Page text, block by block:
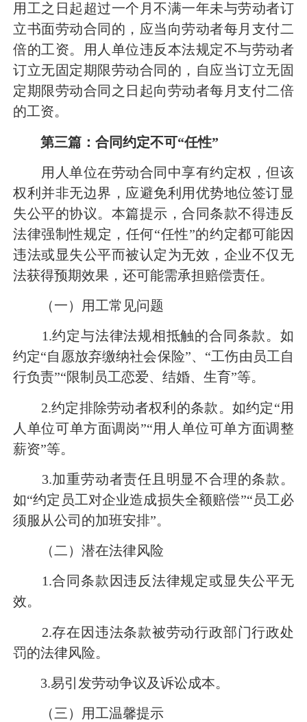
用工之日起超过一个月不满一年未与劳动者订
立书面劳动合同的，应当向劳动者每月支付二
倍的工资。用人单位违反本法规定不与劳动者
订立无固定期限劳动合同的，自应当订立无固
定期限劳动合同之日起向劳动者每月支付二倍
的工资。
第三篇：合同约定不可“任性”
用人单位在劳动合同中享有约定权，但该
权利并非无边界，应避免利用优势地位签订显
失公平的协议。本篇提示，合同条款不得违反
法律强制性规定，任何“任性”的约定都可能因
违法或显失公平而被认定为无效，企业不仅无
法获得预期效果，还可能需承担赔偿责任。
（一）用工常见问题
1.约定与法律法规相抵触的合同条款。如
约定“自愿放弃缴纳社会保险”、“工伤由员工自
行负责”“限制员工恋爱、结婚、生育”等。
2.约定排除劳动者权利的条款。如约定“用
人单位可单方面调岗”“用人单位可单方面调整
薪资”等。
3.加重劳动者责任且明显不合理的条款。
如“约定员工对企业造成损失全额赔偿”“员工必
须服从公司的加班安排”。
（二）潜在法律风险
1.合同条款因违反法律规定或显失公平无
效。
2.存在因违法条款被劳动行政部门行政处
罚的法律风险。
3.易引发劳动争议及诉讼成本。
（三）用工温馨提示